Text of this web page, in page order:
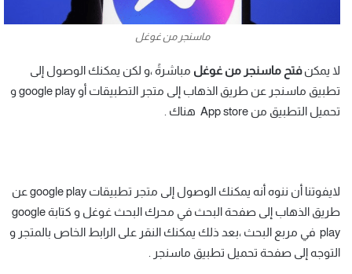
ماسنجر من غوغل
لا يمكنفتح ماسنجر من غوغل مباشرةً ،و لكن يمكنك الوصول إلى
تطبيق ماسنجر عن طريق الذهاب إلى متجر التطبيقات أو google play و
تحميل التطبيق من App store هناك .
لايفوتنا أن ننوه أنه يمكنك الوصول إلى متجر تطبيقات google play عن
طريق الذهاب إلى صفحة البحث في محرك البحث غوغل و كتابة google
play في مربع البحث ،بعد ذلك يمكنك النقر على الرابط الخاص بالمتجر و
التوجه إلى صفحة تحميل تطبيق ماسنجر .